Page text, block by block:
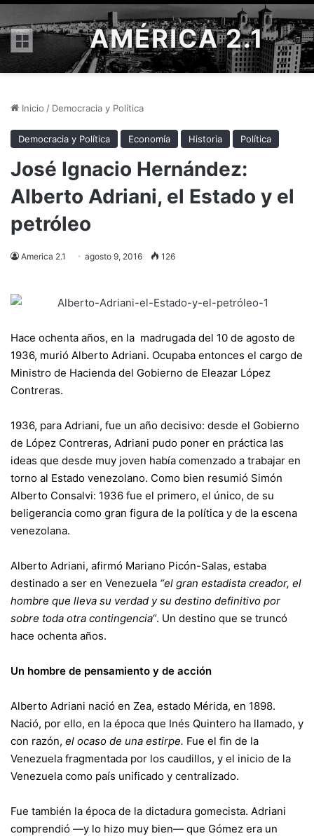
Menú AMÉRICA 2.1
Inicio / Democracia y Política
Democracia y Política Economía Historia Política
José Ignacio Hernández:
Alberto Adriani, el Estado y el
petróleo
America 2.1 agosto 9, 2016 126
Hace ochenta años, en la madrugada del 10 de agosto de
1936, murió Alberto Adriani. Ocupaba entonces el cargo de
Ministro de Hacienda del Gobierno de Eleazar López
Contreras.
1936, para Adriani, fue un año decisivo: desde el Gobierno
de López Contreras, Adriani pudo poner en práctica las
ideas que desde muy joven había comenzado a trabajar en
torno al Estado venezolano. Como bien resumió Simón
Alberto Consalvi: 1936 fue el primero, el único, de su
beligerancia como gran figura de la política y de la escena
venezolana.
Alberto Adriani, afirmó Mariano Picón-Salas, estaba
destinado a ser en Venezuela “el gran estadista creador, el
hombre que lleva su verdad y su destino definitivo por
sobre toda otra contingencia“. Un destino que se truncó
hace ochenta años.
Un hombre de pensamiento y de acción
Alberto Adriani nació en Zea, estado Mérida, en 1898.
Nació, por ello, en la época que Inés Quintero ha llamado, y
con razón, el ocaso de una estirpe. Fue el fin de la
Venezuela fragmentada por los caudillos, y el inicio de la
Venezuela como país unificado y centralizado.
Fue también la época de la dictadura gomecista. Adriani
comprendió —y lo hizo muy bien— que Gómez era un